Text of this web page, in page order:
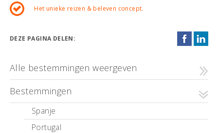
Het unieke reizen & beleven concept.
DEZE PAGINA DELEN:
Alle bestemmingen weergeven
Bestemmingen
Spanje
Portugal